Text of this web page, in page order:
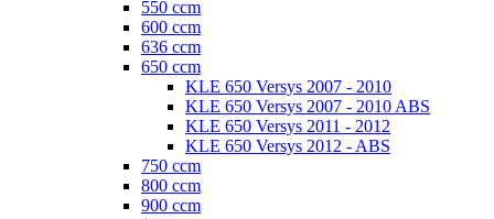
550 ccm
600 ccm
636 ccm
650 ccm
KLE 650 Versys 2007 - 2010
KLE 650 Versys 2007 - 2010 ABS
KLE 650 Versys 2011 - 2012
KLE 650 Versys 2012 - ABS
750 ccm
800 ccm
900 ccm